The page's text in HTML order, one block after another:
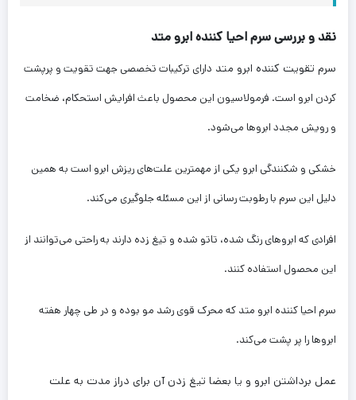
نقد و بررسی سرم احیا کننده ابرو متد
سرم تقویت کننده ابرو متد دارای ترکیبات تخصصی جهت تقویت و پرپشت
کردن ابرو است. فرمولاسیون این محصول باعث افرایش استحکام، ضخامت
و رویش مجدد ابروها می‌شود.
خشکی و شکنندگی ابرو یکی از مهمترین علت‌های ریزش ابرو است به همین
دلیل این سرم با رطوبت رسانی از این مسئله جلوگیری می‌کند.
افرادی که ابروهای رنگ شده، تاتو شده و تیغ زده دارند به راحتی می‌توانند از
این محصول استفاده کنند.
سرم احیا کننده ابرو متد که محرک قوی رشد مو بوده و در طی چهار هفته
ابروها را پر پشت می‌کند.
عمل برداشتن ابرو و یا بعضا تیغ زدن آن برای دراز مدت به علت